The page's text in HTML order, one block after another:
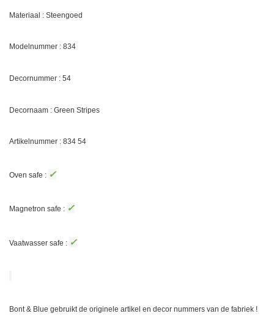
Materiaal : Steengoed
Modelnummer : 834
Decornummer : 54
Decornaam : Green Stripes
Artikelnummer : 834 54
Oven safe : ✓
Magnetron safe : ✓
Vaatwasser safe : ✓
Bont & Blue gebruikt de originele artikel en decor nummers van de fabriek !